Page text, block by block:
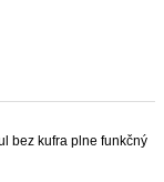
bez kufra plne funkčný